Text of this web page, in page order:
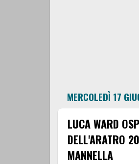
MERCOLEDÌ 17
LUCA WARD
DELL'ARATRO
MANNELLA